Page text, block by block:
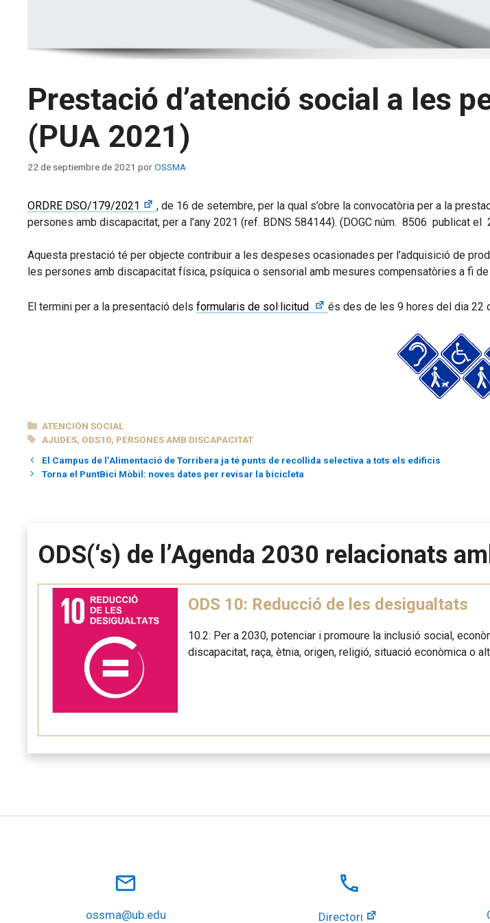
Prestació d’atenció social a les
(PUA 2021)
22 de septiembre de 2021 porOSSMA
ORDRE DSO/179/2021
, de 16 de setembre, per la qual s’obre la convocatòria per a la
persones amb discapacitat, per a l’any 2021 (ref. BDNS 584144). (DOGC núm. 8506 publicat
Aquesta prestació té per objecte contribuir a les despeses ocasionades per l’adquisició de
les persones amb discapacitat física, psíquica o sensorial amb mesures compensatòries a fi
El termini per a la presentació dels formularis de sol·licitud és des de les 9 hores del dia 22
CATEGORÍAS
ATENCIÓN SOCIAL
ETIQUETAS
AJUDES, ODS10, PERSONES AMB DISCAPACITAT
El Campus de l’Alimentació de Torribera ja té punts de recollida selectiva a tots els edificis
Torna el PuntBici Mòbil: noves dates per revisar la bicicleta
ODS(‘s) de l’Agenda 2030 relacionats
ODS 10: Reducció de les desigualtats
10.2: Per a 2030, potenciar i promoure la inclusió social,
discapacitat, raça, ètnia, origen, religió, situació econòmica o
mail_outline
ossma@ub.edu
local_phone
Directori